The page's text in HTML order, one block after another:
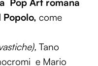
Pop Art romana
Popolo, come
Tano
e Mario